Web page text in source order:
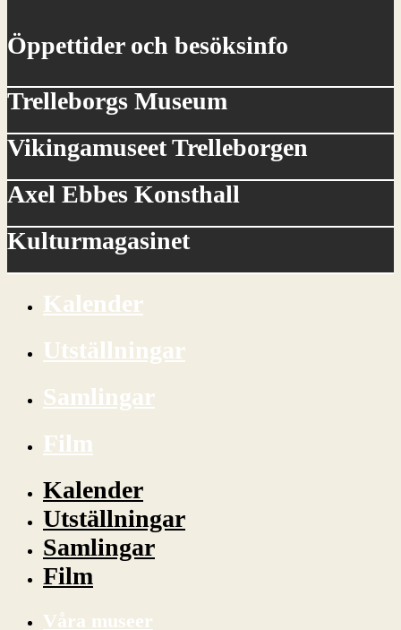
Öppettider och besöksinfo
Trelleborgs Museum
Vikingamuseet Trelleborgen
Axel Ebbes Konsthall
Kulturmagasinet
Kalender
Utställningar
Samlingar
Film
Kalender
Utställningar
Samlingar
Film
Våra museer